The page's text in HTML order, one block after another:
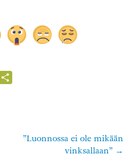
LinkedIn
”Luonnossa ei ole mikään
vinksallaan”